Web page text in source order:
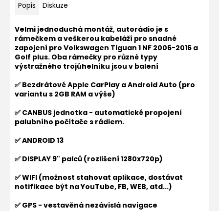
Popis Diskuze
Velmi jednoduchá montáž, autorádio je s
rámečkem a veškerou kabeláží pro snadné
zapojení pro Volkswagen Tiguan 1 NF 2006-2016 a
Golf plus. Oba rámečky pro různé typy
výstražného trojúhelníku jsou v balení
✅ Bezdrátové Apple CarPlay a Android Auto (pro
variantu s 2GB RAM a výše)
✅ CANBUS jednotka - automatické propojení
palubního počítače s rádiem.
✅ ANDROID 13
✅ DISPLAY 9" palců (rozlišení 1280x720p)
✅ WIFI (možnost stahovat aplikace, dostávat
notifikace být na YouTube, FB, WEB, atd...)
✅ GPS - vestavěná nezávislá navigace